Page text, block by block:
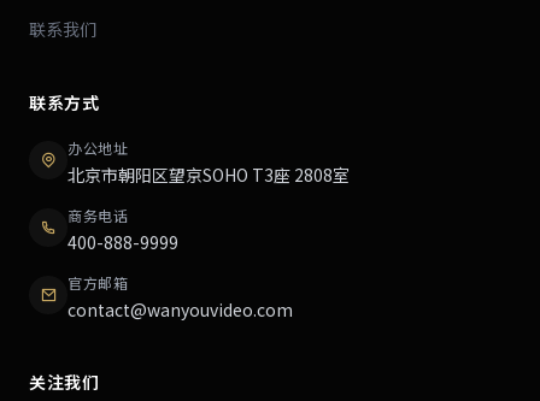
联系我们
联系方式
办公地址
北京市朝阳区望京SOHO T3座 2808室
商务电话
400-888-9999
官方邮箱
contact@wanyouvideo.com
关注我们